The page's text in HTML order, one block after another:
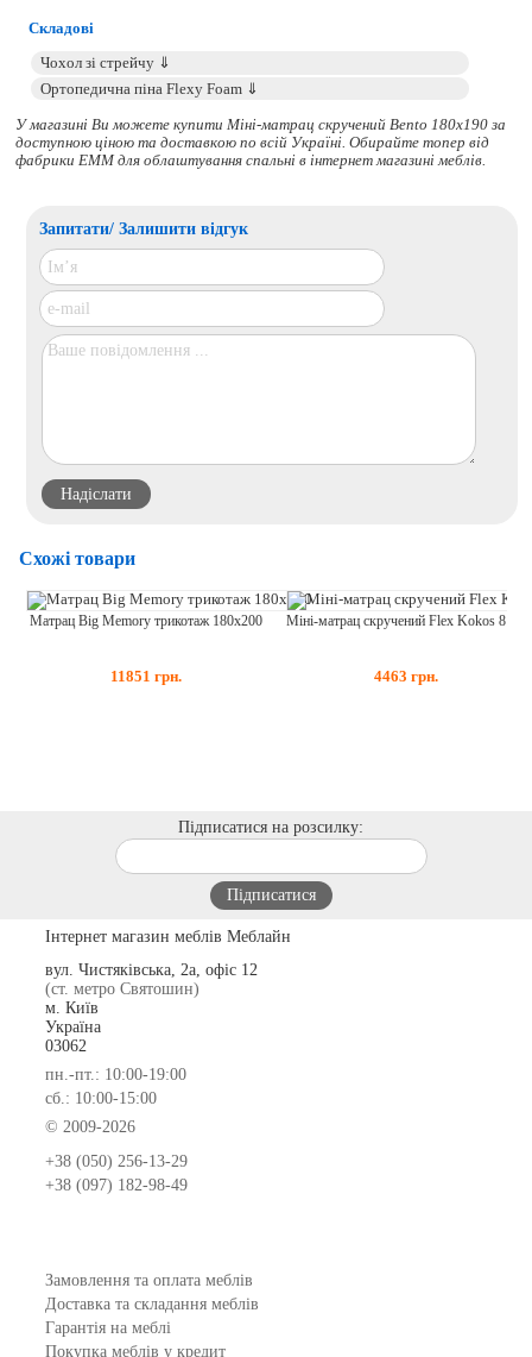
Складові
У магазині Ви можете купити Міні-матрац скручений Bento 180x190 за
доступною ціною та доставкою по всій Україні. Обирайте топервід
фабрики ЕММ для облаштування спальні в інтернет магазині меблів.
Запитати/ Залишити відгук
Схожі товари
Матрац Big Memory трикотаж 180x200
11851 грн.
Міні-матрац скручений Flex Kokos 80x200
4463 грн.
Підписатися на розсилку:
Інтернет магазин меблів Меблайн
вул. Чистяківська, 2а, офіс 12
(ст. метро Святошин)
м. Київ
Україна
03062
пн.-пт.: 10:00-19:00
сб.: 10:00-15:00
© 2009-2026
+38 (050) 256-13-29
+38 (097) 182-98-49
Замовлення та оплата меблів
Доставка та складання меблів
Гарантія на меблі
Покупка меблів у кредит